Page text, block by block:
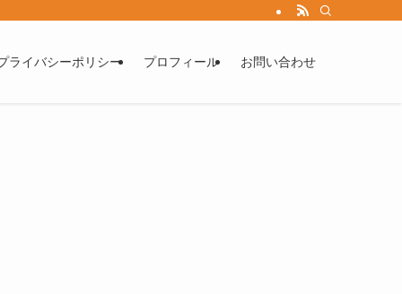
ライバシーポリシー プロフィール お問い合わせ